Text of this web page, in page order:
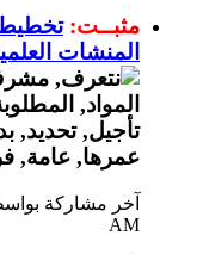
مثبــت: تخطيط
المنشات العلميه
آخر مشاركة
AM